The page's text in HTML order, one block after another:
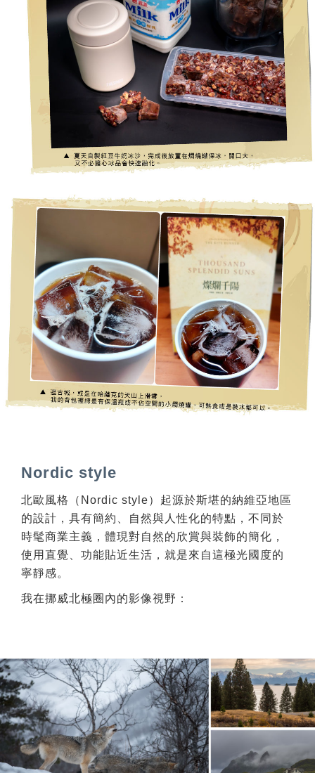
Nordic style
北歐風格（Nordic style）起源於斯堪的納維亞地區
的設計，具有簡約、自然與人性化的特點，不同於
時髦商業主義，體現對自然的欣賞與裝飾的簡化，
使用直覺、功能貼近生活，就是來自這極光國度的
寧靜感。
我在挪威北極圈內的影像視野：